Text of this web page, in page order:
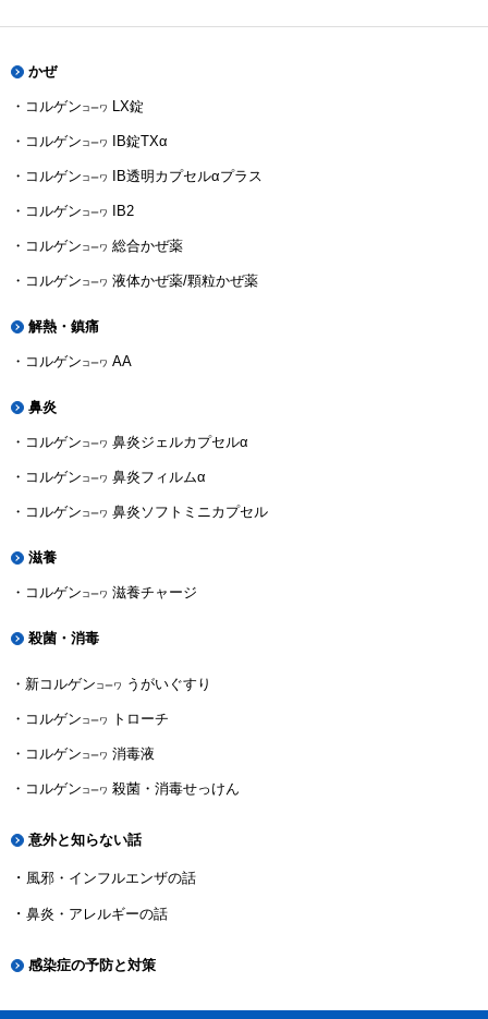
かぜ
コルゲン コーワ LX錠
コルゲン コーワ IB錠TXα
コルゲン コーワ IB透明カプセルαプラス
コルゲン コーワ IB2
コルゲン コーワ 総合かぜ薬
コルゲン コーワ 液体かぜ薬/顆粒かぜ薬
解熱・鎮痛
コルゲン コーワ AA
鼻炎
コルゲン コーワ 鼻炎ジェルカプセルα
コルゲン コーワ 鼻炎フィルムα
コルゲン コーワ 鼻炎ソフトミニカプセル
滋養
コルゲン コーワ 滋養チャージ
殺菌・消毒
新コルゲン コーワ うがいぐすり
コルゲン コーワ トローチ
コルゲン コーワ 消毒液
コルゲン コーワ 殺菌・消毒せっけん
意外と知らない話
風邪・インフルエンザの話
鼻炎・アレルギーの話
感染症の予防と対策